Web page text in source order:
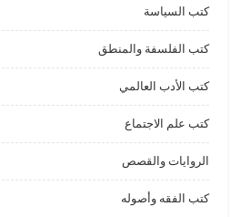
كتب السياسة
كتب الفلسفة والمنطق
كتب الأدب العالمي
كتب علم الاجتماع
الروايات والقصص
كتب الفقه وأصوله